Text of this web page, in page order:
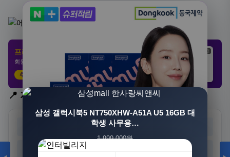
프리미엄 제휴 사이트
회원 전용 특가 · 놓치면 손해
추천 클릭
21,802원
광고
3,308원
광고
8,892원
📍 지역 선택
부산 대구
광주 대전 세종
삼성 갤럭시북5 NT750XHW-A51A U5 16GB 대
학생 사무용…
1,999,000원